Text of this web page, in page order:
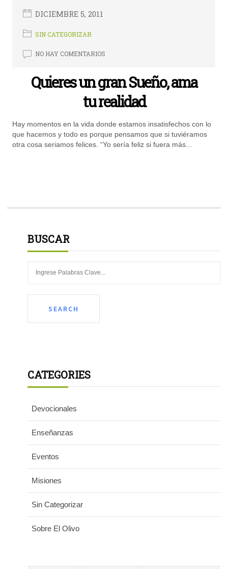
DICIEMBRE 5, 2011
SIN CATEGORIZAR
NO HAY COMENTARIOS
Quieres un gran Sueño, ama
tu realidad
Hay momentos en la vida donde estamos insatisfechos con lo
que hacemos y todo es porque pensamos que si tuviéramos
otra cosa seriamos felices. “Yo sería feliz si fuera más...
BUSCAR
CATEGORIES
Devocionales
Enseñanzas
Eventos
Misiones
Sin Categorizar
Sobre El Olivo